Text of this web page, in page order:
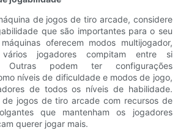
de jogos de tiro arcade, considere
que são importantes para o seu
oferecem modos multijogador,
jogadores compitam entre si
Outras podem ter configurações
níveis de dificuldade e modos de jogo,
de todos os níveis de habilidade.
de jogos de tiro arcade com recursos de
que mantenham os jogadores
querer jogar mais.